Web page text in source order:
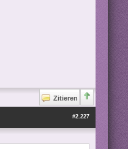
Zitieren
#2.227